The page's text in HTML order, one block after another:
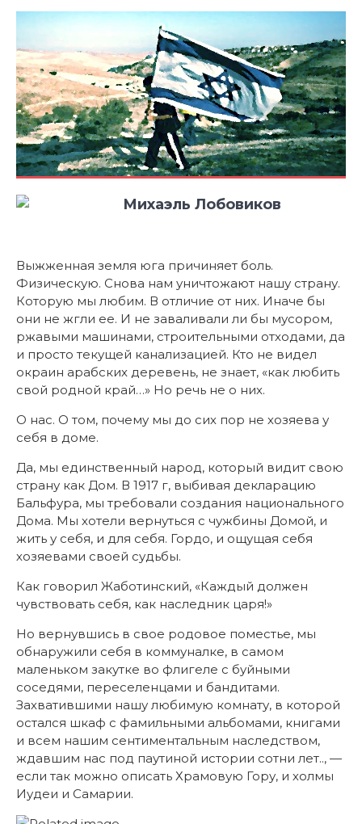
Снова
нашу
страну
Михаэль Лобовиков
Выжженная земля юга причиняет боль.
Физическую. Снова нам уничтожают нашу страну.
Которую мы любим. В отличие от них. Иначе бы
они не жгли ее. И не заваливали ли бы мусором,
ржавыми машинами, строительными отходами, да
и просто текущей канализацией. Кто не видел
окраин арабских деревень, не знает, «как любить
свой родной край…» Но речь не о них.
О нас. О том, почему мы до сих пор не хозяева у
себя в доме.
Да, мы единственный народ, который видит свою
страну как Дом. В 1917 г, выбивая декларацию
Бальфура, мы требовали создания национального
Дома. Мы хотели вернуться с чужбины Домой, и
жить у себя, и для себя. Гордо, и ощущая себя
хозяевами своей судьбы.
Как говорил Жаботинский, «Каждый должен
чувствовать себя, как наследник царя!»
Но вернувшись в свое родовое поместье, мы
обнаружили себя в коммуналке, в самом
маленьком закутке во флигеле с буйными
соседями, переселенцами и бандитами.
Захватившими нашу любимую комнату, в которой
остался шкаф с фамильными альбомами, книгами
и всем нашим сентиментальным наследством,
ждавшим нас под паутиной истории сотни лет.., —
если так можно описать Храмовую Гору, и холмы
Иудеи и Самарии.